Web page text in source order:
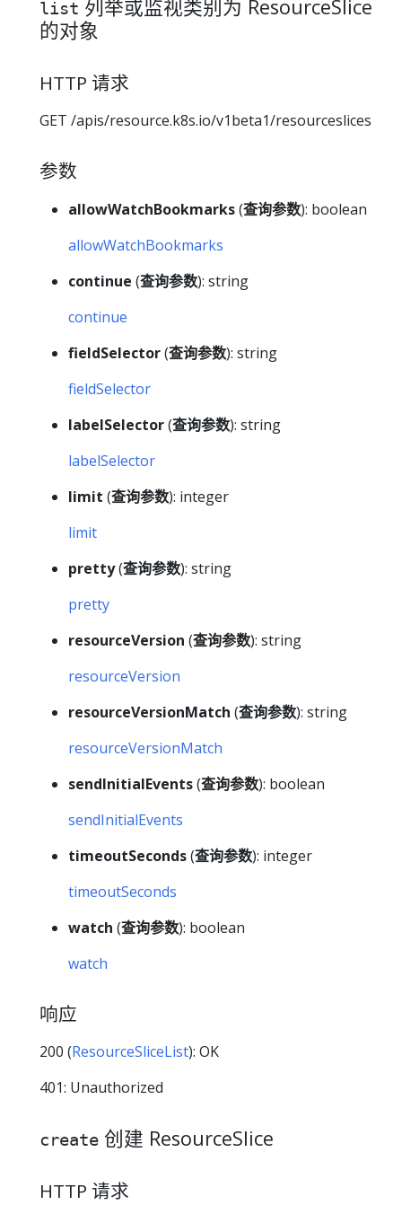
list 列举或监视类别为 ResourceSlice
的对象
HTTP 请求
GET /apis/resource.k8s.io/v1beta1/resourceslices
参数
allowWatchBookmarks(查询参数): boolean
allowWatchBookmarks
continue (查询参数): string
continue
fieldSelector(查询参数): string
fieldSelector
labelSelector(查询参数): string
labelSelector
limit (查询参数): integer
limit
pretty(查询参数): string
pretty
resourceVersion (查询参数): string
resourceVersion
resourceVersionMatch (查询参数): string
resourceVersionMatch
sendInitialEvents(查询参数): boolean
sendInitialEvents
timeoutSeconds(查询参数): integer
timeoutSeconds
watch (查询参数): boolean
watch
响应
200 (ResourceSliceList): OK
401: Unauthorized
create 创建 ResourceSlice
HTTP 请求